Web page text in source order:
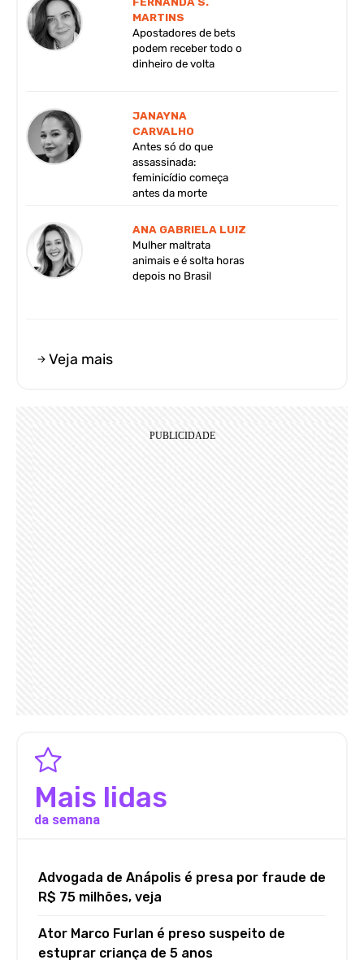
MARTINS
Apostadores de bets
podem receber todo o
dinheiro de volta
JANAYNA
CARVALHO
Antes só do que
assassinada:
feminicídio começa
antes da morte
ANA GABRIELA LUIZ
Mulher maltrata
animais e é solta horas
depois no Brasil
Veja mais
Mais lidas
da semana
Advogada de Anápolis é presa por fraude de
R$ 75 milhões, veja
Ator Marco Furlan é preso suspeito de
estuprar criança de 5 anos